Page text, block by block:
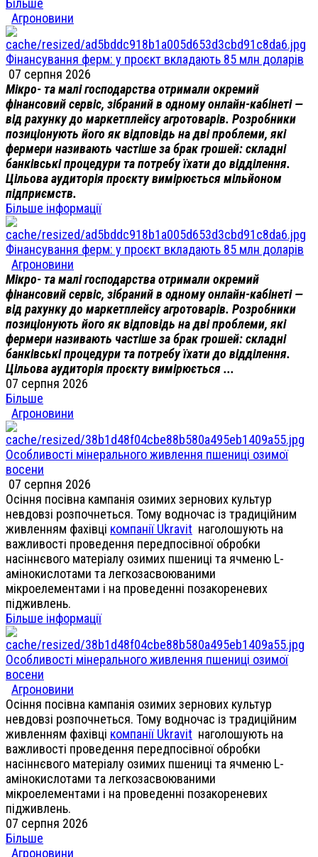
Більше
Агроновини
Фінансування ферм: у проєкт вкладають 85 млн доларів
07 серпня 2026
Мікро- та малі господарства отримали окремий
фінансовий сервіс, зібраний в одному онлайн-кабінеті —
від рахунку до маркетплейсу агротоварів. Розробники
позиціонують його як відповідь на дві проблеми, які
фермери називають частіше за брак грошей: складні
банківські процедури та потребу їхати до відділення.
Цільова аудиторія проєкту вимірюється мільйоном
підприємств.
Більше інформації
Фінансування ферм: у проєкт вкладають 85 млн доларів
Агроновини
Мікро- та малі господарства отримали окремий
фінансовий сервіс, зібраний в одному онлайн-кабінеті —
від рахунку до маркетплейсу агротоварів. Розробники
позиціонують його як відповідь на дві проблеми, які
фермери називають частіше за брак грошей: складні
банківські процедури та потребу їхати до відділення.
Цільова аудиторія проєкту вимірюється ...
07 серпня 2026
Більше
Агроновини
Особливості мінерального живлення пшениці озимої
восени
07 серпня 2026
Осіння посівна кампанія озимих зернових культур
невдовзі розпочнеться. Тому водночас із традиційним
живленням фахівці компанії Ukravit наголошують на
важливості проведення передпосівної обробки
насіннєвого матеріалу озимих пшениці та ячменю L-
амінокислотами та легкозасвоюваними
мікроелементами і на проведенні позакореневих
підживлень.
Більше інформації
Особливості мінерального живлення пшениці озимої
восени
Агроновини
Осіння посівна кампанія озимих зернових культур
невдовзі розпочнеться. Тому водночас із традиційним
живленням фахівці компанії Ukravit наголошують на
важливості проведення передпосівної обробки
насіннєвого матеріалу озимих пшениці та ячменю L-
амінокислотами та легкозасвоюваними
мікроелементами і на проведенні позакореневих
підживлень.
07 серпня 2026
Більше
Агроновини